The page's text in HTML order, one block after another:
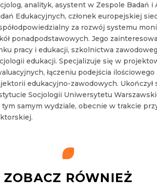
analityk, asystent w Zespole Badań
Edukacyjnych, członek europejskiej
za rozwój systemu
ponadpodstawowych. Jego
pracy i edukacji, szkolnictwa
edukacji. Specjalizuje się w
łączeniu podejścia
edukacyjno-zawodowych.
Socjologii Uniwersytetu
tym samym wydziale, obecnie w trakcie
ZOBACZ RÓWNIEŻ